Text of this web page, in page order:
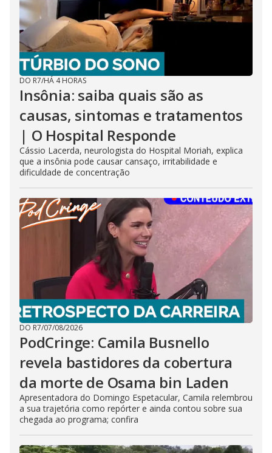
DO R7/HÁ 4 HORAS
Insônia: saiba quais são as
causas, sintomas e tratamentos
| O Hospital Responde
Cássio Lacerda, neurologista do Hospital Moriah, explica
que a insônia pode causar cansaço, irritabilidade e
dificuldade de concentração
DO R7/07/08/2026
PodCringe: Camila Busnello
revela bastidores da cobertura
da morte de Osama bin Laden
Apresentadora do Domingo Espetacular, Camila relembrou
a sua trajetória como repórter e ainda contou sobre sua
chegada ao programa; confira